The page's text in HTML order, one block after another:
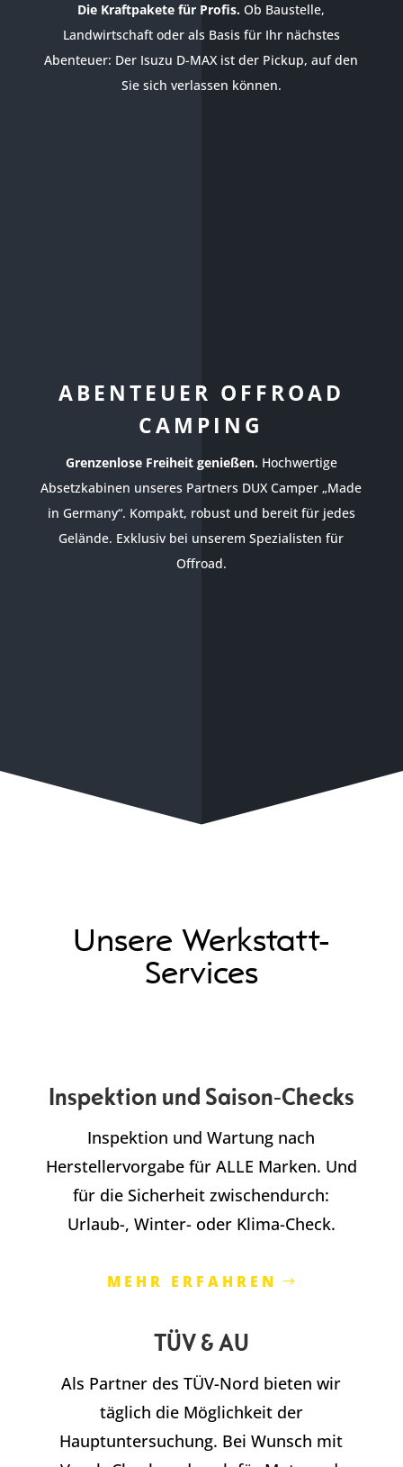
Die Kraftpakete für Profis. Ob Baustelle,
Landwirtschaft oder als Basis für Ihr nächstes
Abenteuer: Der Isuzu D-MAX ist der Pickup, auf den
Sie sich verlassen können.
ABENTEUER OFFROAD
CAMPING
Grenzenlose Freiheit genießen.Hochwertige
Absetzkabinen unseres Partners DUX Camper „Made
in Germany“. Kompakt, robust und bereit für jedes
Gelände. Exklusiv bei unserem Spezialisten für
Offroad.
Unsere Werkstatt-
Services
Inspektion und Saison-Checks
Inspektion und Wartung nach
Herstellervorgabe für ALLE Marken. Und
für die Sicherheit zwischendurch:
Urlaub-, Winter- oder Klima-Check.
MEHR ERFAHREN
TÜV & AU
Als Partner des TÜV-Nord bieten wir
täglich die Möglichkeit der
Hauptuntersuchung. Bei Wunsch mit